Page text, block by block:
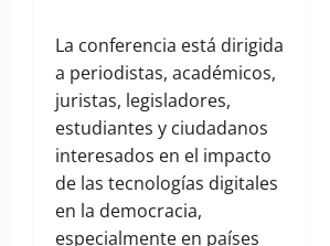
La conferencia está dirigida
a periodistas, académicos,
juristas, legisladores,
estudiantes y ciudadanos
interesados en el impacto
de las tecnologías digitales
en la democracia,
especialmente en países